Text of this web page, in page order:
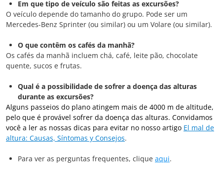
Em que tipo de veículo são feitas as excursões?
O veículo depende do tamanho do grupo. Pode ser um
Mercedes-Benz Sprinter (ou similar) ou um Volare (ou similar).
O que contêm os cafés da manhã?
Os cafés da manhã incluem chá, café, leite pão, chocolate
quente, sucos e frutas.
Qual é a possibilidade de sofrer a doença das alturas
durante as excursões?
Alguns passeios do plano atingem mais de 4000 m de altitude,
pelo que é provável sofrer da doença das alturas. Convidamos
você a ler as nossas dicas para evitar no nosso artigo El mal de
altura: Causas, Síntomas y Consejos.
Para ver as perguntas frequentes, clique aqui.